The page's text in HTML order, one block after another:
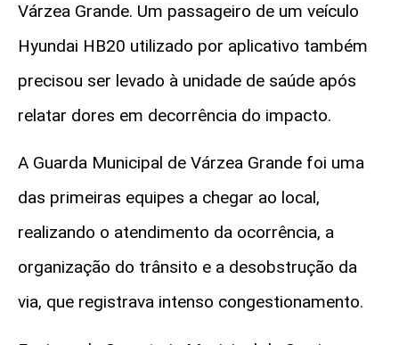
Várzea Grande. Um passageiro de um veículo
Hyundai HB20 utilizado por aplicativo também
precisou ser levado à unidade de saúde após
relatar dores em decorrência do impacto.
A Guarda Municipal de Várzea Grande foi uma
das primeiras equipes a chegar ao local,
realizando o atendimento da ocorrência, a
organização do trânsito e a desobstrução da
via, que registrava intenso congestionamento.